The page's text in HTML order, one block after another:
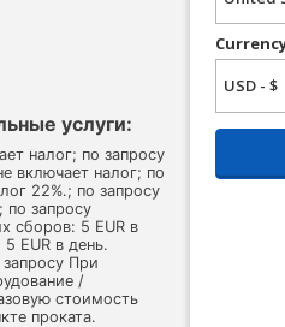
услуги:
налог; по запросу
включает налог; по
22%.; по запросу
по запросу
сборов: 5 EUR в
EUR в день.
При
/
стоимость
проката.